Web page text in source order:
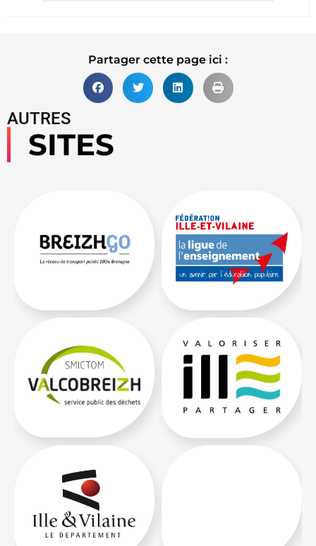
Partager cette page ici :
AUTRES
SITES